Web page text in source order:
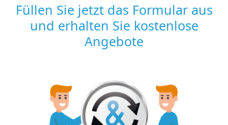
Füllen Sie jetzt das Formular aus
und erhalten Sie kostenlose
Angebote